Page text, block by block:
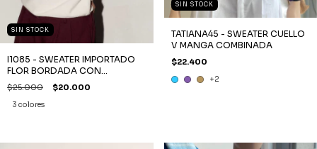
SIN STOCK
I1085 - SWEATER IMPORTADO
FLOR BORDADA CON
MOSTACILLAS
$25.000 $20.000
3 colores
SIN STOCK
TATIANA45 - SWEATER CUELLO
V MANGA COMBINADA
$22.400
+2